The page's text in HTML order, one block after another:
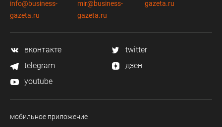
info@business-
gazeta.ru
mir@business-
gazeta.ru
gazeta.ru
вконтакте
twitter
telegram
дзен
youtube
мобильное приложение